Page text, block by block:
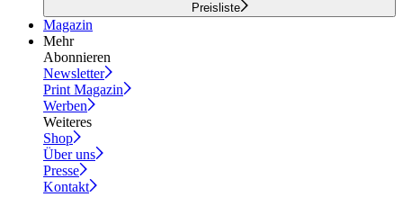
Preisliste
Magazin
Mehr
Abonnieren
Newsletter
Print Magazin
Werben
Weiteres
Shop
Über uns
Presse
Kontakt